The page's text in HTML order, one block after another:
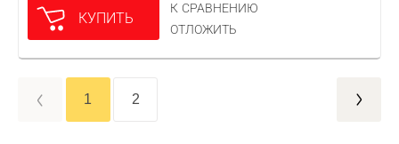
КУПИТЬ
К СРАВНЕНИЮ
ОТЛОЖИТЬ
1 2